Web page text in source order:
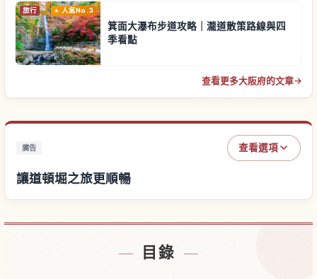
旅行 人氣No.3
箕面大瀑布步道攻略｜瀧道散策路線與四
季看點
查看更多大阪府的文章→
廣告 查看選項
讓道頓堀之旅更順暢
目錄